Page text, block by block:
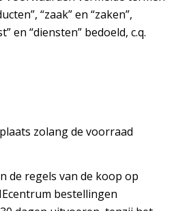
“zaak” en “zaken”,
en “diensten” bedoeld, c.q.
zolang de voorraad
de regels van de koop op
bestellingen